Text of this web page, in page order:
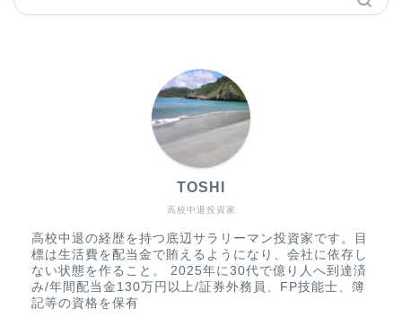
高校中退投資家
TOSHI
高校中退の経歴を持つ底辺サラリーマン投資家です。目
標は生活費を配当金で賄えるようになり、会社に依存し
ない状態を作ること。 2025年に30代で億り人へ到達済
み/年間配当金130万円以上/証券外務員、FP技能士、簿
記等の資格を保有